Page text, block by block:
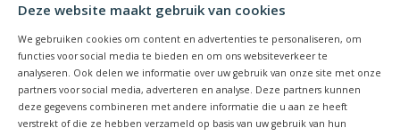
Deze website maakt gebruik van cookies
We gebruiken cookies om content en advertenties te personaliseren, om
functies voor social media te bieden en om ons websiteverkeer te
analyseren. Ook delen we informatie over uw gebruik van onze site met onze
partners voor social media, adverteren en analyse. Deze partners kunnen
deze gegevens combineren met andere informatie die u aan ze heeft
verstrekt of die ze hebben verzameld op basis van uw gebruik van hun